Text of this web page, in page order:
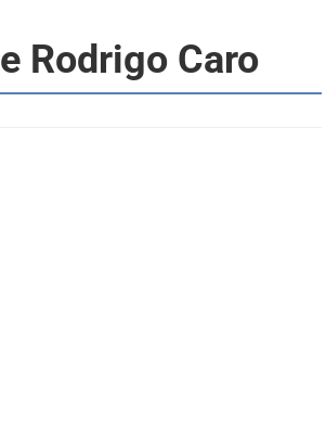
Rodrigo Caro